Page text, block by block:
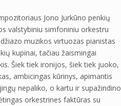
Jono Jurkūno penkių
valstybiniu simfoniniu orkestru
muzikos virtuozas pianistas
kupinai, tačiau žaismingai
Šiek tiek ironijos, šiek tiek juoko,
ambicingas kūrinys, apimantis
nepaliko, o kartu ir supažindino
orkestrines faktūras su